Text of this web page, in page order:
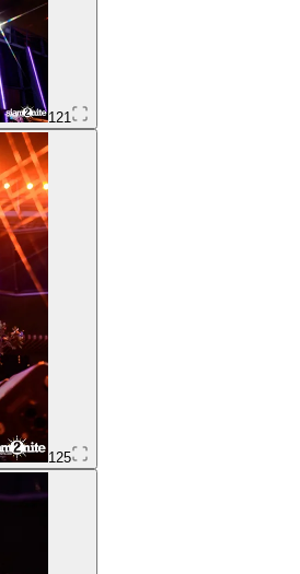
121
125